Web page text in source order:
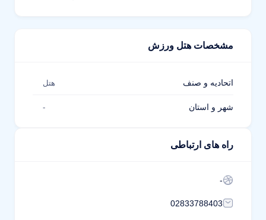
مشخصات هتل ورزش
اتحادیه و صنف هتل
شهر و استان -
راه های ارتباطی
-
02833788403